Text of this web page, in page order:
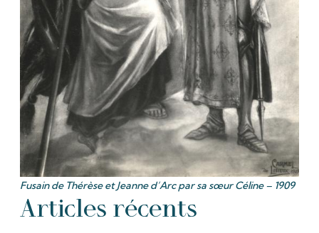
Fusain de Thérèse et Jeanne d’Arc par sa sœur Céline – 1909
Articles récents